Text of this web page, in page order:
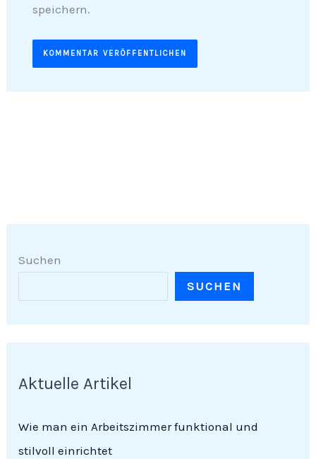
speichern.
Suchen
SUCHEN
Aktuelle Artikel
Wie man ein Arbeitszimmer funktional und
stilvoll einrichtet